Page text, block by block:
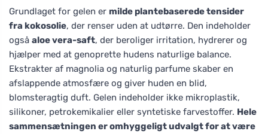
Grundlaget for gelen er milde plantebaserede tensider
fra kokosolie, der renser uden at udtørre. Den indeholder
også aloe vera-saft, der beroliger irritation, hydrerer og
hjælper med at genoprette hudens naturlige balance.
Ekstrakter af magnolia og naturlig parfume skaber en
afslappende atmosfære og giver huden en blid,
blomsteragtig duft. Gelen indeholder ikke mikroplastik,
silikoner, petrokemikalier eller syntetiske farvestoffer. Hele
sammensætningen er omhyggeligt udvalgt for at være